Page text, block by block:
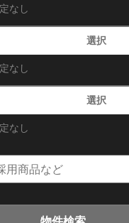
なし
選択
なし
選択
なし